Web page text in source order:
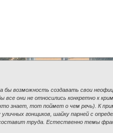
бы возможность создавать свои
они не относились конкретно к
знает, тот поймет о чем речь). К
гонщиков, шайку парней с
труда. Естественно темы